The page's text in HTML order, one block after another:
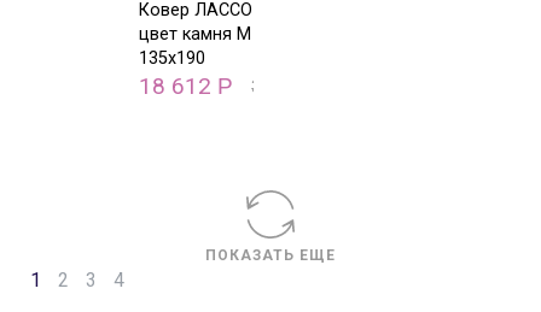
Ковер ЛАССО
цвет камня M
135х190
18 612 Р 37 223
ПОКАЗАТЬ ЕЩЕ
1 2 3 4